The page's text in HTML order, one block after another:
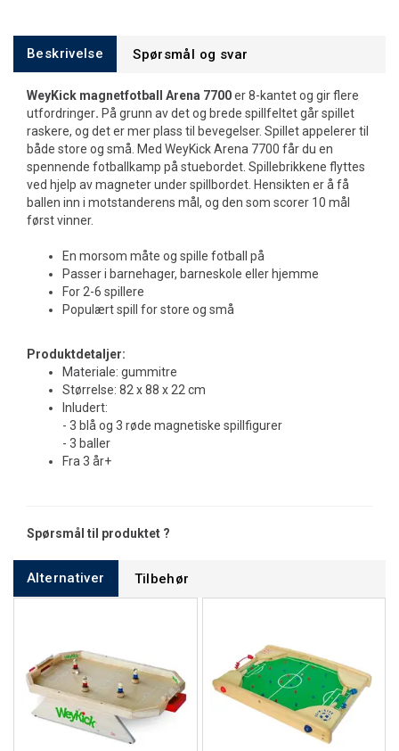
Beskrivelse Spørsmål og svar
WeyKick magnetfotball Arena 7700er 8-kantet og gir flere
utfordringer. På grunn av det og brede spillfeltet går spillet
raskere, og det er mer plass til bevegelser. Spillet appelerer til
både store og små. Med WeyKick Arena 7700 får du en
spennende fotballkamp på stuebordet. Spillebrikkene flyttes
ved hjelp av magneter under spillbordet. Hensikten er å få
ballen inn i motstanderens mål, og den som scorer 10 mål
først vinner.
En morsom måte og spille fotball på
Passer i barnehager, barneskole eller hjemme
For 2-6 spillere
Populært spill for store og små
Produktdetaljer:
Materiale: gummitre
Størrelse: 82 x 88 x 22 cm
Inludert:
- 3 blå og 3 røde magnetiske spillfigurer
- 3 baller
Fra 3 år+
Spørsmål til produktet ?
Alternativer Tilbehør